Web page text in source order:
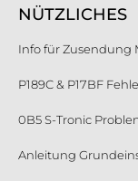
NÜTZLICHES
Info für Zusendung
P189C & P17BF
0B5 S-Tronic
Anleitung